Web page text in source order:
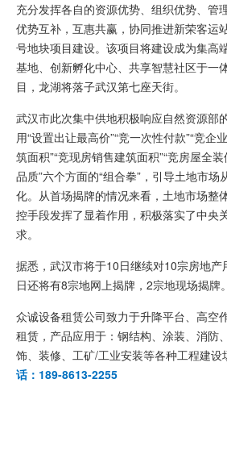
充分发挥各自的资源优势、组织优势、管
优势互补，互惠共赢，协同推进新荣客运
号地块项目建设。该项目将建设成为集高
基地、创新孵化中心、共享智慧社区于一
目，龙湖将落子武汉第七座天街。
武汉市此次集中供地积极响应自然资源部
用“设置出让最高价”“竞一次性付款”“竞企
筑面积”“竞现房销售建筑面积”“竞房屋全
品质”六个方面的“组合拳”，引导土地市
化。从首场揭牌的情况来看，土地市场整
控手段发挥了显着作用，积极落实了中央
求。
据悉，武汉市将于10日继续对10宗房地
日还将有8宗地网上揭牌，2宗地现场揭牌。
众诚设备租赁公司致力于升降平台、高空
租赁，产品应用于：钢结构、涂装、消防
饰、装修、工矿/工业安装等各种工程建设
话：189-8613-2255